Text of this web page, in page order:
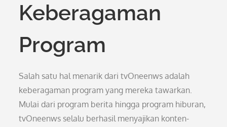
Keberagaman
Program
Salah satu hal menarik dari tvOneenws adalah
keberagaman program yang mereka tawarkan.
Mulai dari program berita hingga program hiburan,
tvOneenws selalu berhasil menyajikan konten-